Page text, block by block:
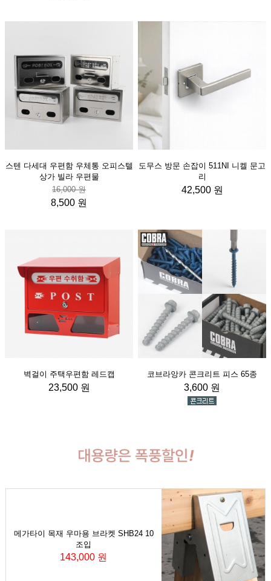
스텐 다세대 우편함 우체통 오피스텔
상가 빌라 우편물
16,000 원
8,500 원
도무스 방문 손잡이 511NI 니켈 문고
리
42,500 원
벽걸이 주택우편함 레드캡
23,500 원
코브라앙카 콘크리트 피스 65종
3,600 원
메가타이 목재 우마용 브라켓 SHB24 10
조입
143,000 원